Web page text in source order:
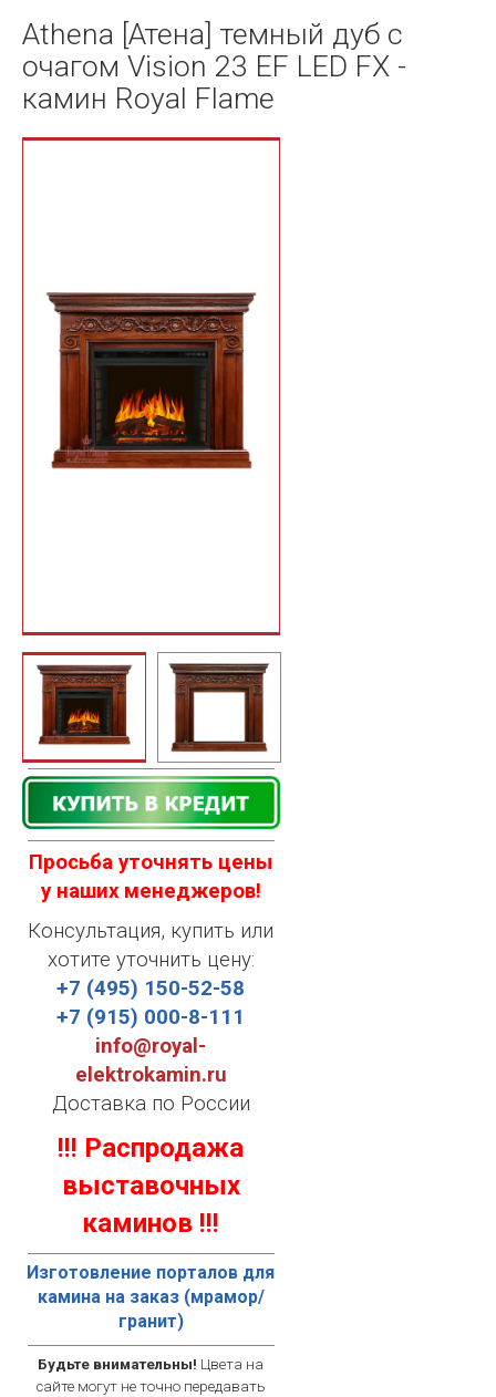
Athena [Атена] темный дуб с
очагом Vision 23 EF LED FX -
камин Royal Flame
Просьба уточнять цены
у наших менеджеров!
Консультация, купить или
хотите уточнить цену:
+7 (495) 150-52-58
+7 (915) 000-8-111
info@royal-
elektrokamin.ru
Доставка по России
!!! Распродажа
выставочных
каминов !!!
Изготовление порталов для
камина на заказ (мрамор/
гранит)
Будьте внимательны! Цвета на
сайте могут не точно передавать